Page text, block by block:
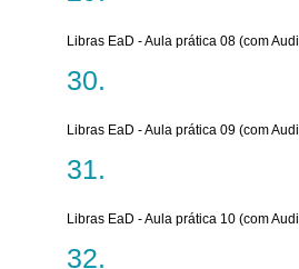
Libras EaD - Aula prática 08 (com
Libras EaD - Aula prática 09 (com
Libras EaD - Aula prática 10 (com